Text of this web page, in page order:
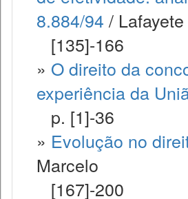
8.884/94 /
[135]-166
» O direito da
experiência da
p. [1]-36
» Evolução no
Marcelo
[167]-200